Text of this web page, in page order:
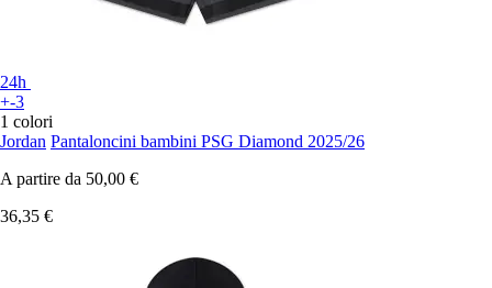
24h
+-3
1 colori
Jordan Pantaloncini bambini PSG Diamond 2025/26
A partire da 50,00 €
36,35 €